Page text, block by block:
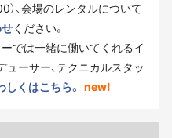
）、会場のレンタルについて
ください。
では一緒に働いてくれるイ
ューサー、テクニカルスタッ
しくはこちら。 new!